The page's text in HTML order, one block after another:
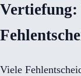
Viele